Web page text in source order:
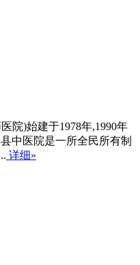
院)始建于1978年,1990年
中医院是一所全民所有制
详细»